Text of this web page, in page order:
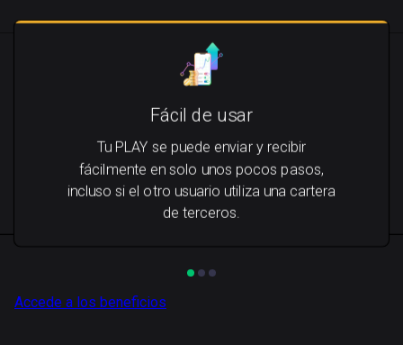
Fácil de usar
Tu PLAY se puede enviar y recibir
fácilmente en solo unos pocos pasos,
incluso si el otro usuario utiliza una cartera
de terceros.
Accede a los beneficios